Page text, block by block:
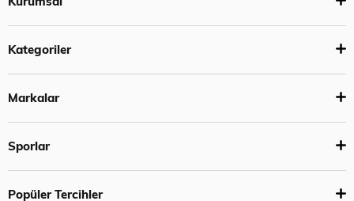
Kategoriler
Markalar
Sporlar
Popüler Tercihler